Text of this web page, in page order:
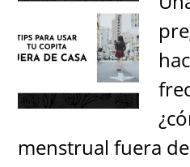
menstrual fuera de